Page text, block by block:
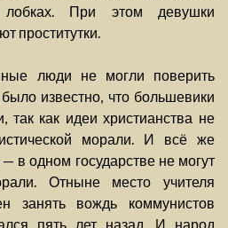
При этом девушки
проститутки.
люди не могли поверить
известно, что большевики
так как идеи христианства не
морали. И всё же
в одном государстве не могут
Отныне место учителя
занять вождь коммунистов
пять лет назад. И народ